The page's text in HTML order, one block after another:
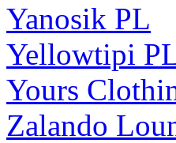
Yanosik PL
Yellowtipi
Yours
Zalando